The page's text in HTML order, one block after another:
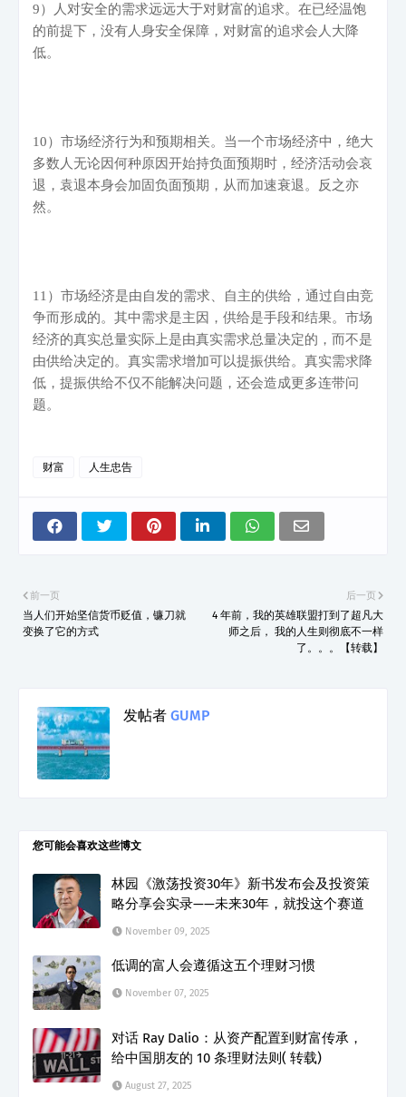
9）人对安全的需求远远大于对财富的追求。在已经温饱
的前提下，没有人身安全保障，对财富的追求会人大降
低。
10）市场经济行为和预期相关。当一个市场经济中，绝大
多数人无论因何种原因开始持负面预期时，经济活动会哀
退，袁退本身会加固负面预期，从而加速衰退。反之亦
然。
11 ）市场经济是由自发的需求、自主的供给，通过自由竞
争而形成的。其中需求是主因，供给是手段和结果。市场
经济的真实总量实际上是由真实需求总量决定的，而不是
由供给决定的。真实需求增加可以提振供给。真实需求降
低，提振供给不仅不能解决问题，还会造成更多连带问
题。
财富 人生忠告
后一页
4 年前，我的英雄联盟打到了超凡大
师之后， 我的人生则彻底不一样
了。。。【转载】
前一页
当人们开始坚信货币贬值，镰刀就
变换了它的方式
发帖者 GUMP
您可能会喜欢这些博文
林园《激荡投资30年》新书发布会及投资策
略分享会实录——未来30年，就投这个赛道
November 09, 2025
低调的富人会遵循这五个理财习惯
November 07, 2025
对话 Ray Dalio：从资产配置到财富传承，
给中国朋友的 10 条理财法则( 转载)
August 27, 2025